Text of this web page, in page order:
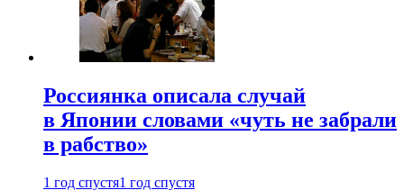
Россиянка описала случай
в Японии словами «чуть не забрали
в рабство»
1 год спустя1 год спустя